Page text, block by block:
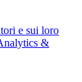
e sui loro
&